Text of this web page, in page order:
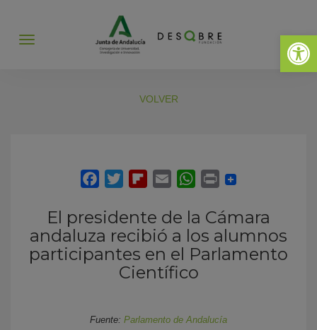
Abrir
Abrir
VOLVER
El presidente de la Cámara
andaluza recibió a los alumnos
participantes en el Parlamento
Científico
Fuente: Parlamento de Andalucía